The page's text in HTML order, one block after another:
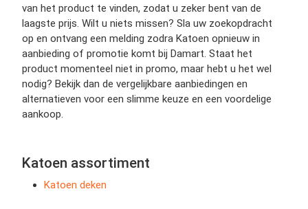
van het product te vinden, zodat u zeker bent van de
laagste prijs. Wilt u niets missen? Sla uw zoekopdracht
op en ontvang een melding zodra Katoen opnieuw in
aanbieding of promotie komt bij Damart. Staat het
product momenteel niet in promo, maar hebt u het wel
nodig? Bekijk dan de vergelijkbare aanbiedingen en
alternatieven voor een slimme keuze en een voordelige
aankoop.
Katoen assortiment
Katoen deken